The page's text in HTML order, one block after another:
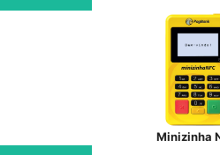
Minizinha